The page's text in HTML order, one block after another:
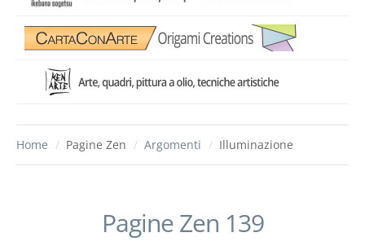
Home / Pagine Zen / Argomenti / Illuminazione
Pagine Zen 139